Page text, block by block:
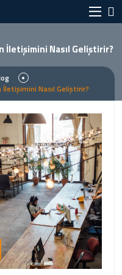
Nasıl Geliştirir?
Nasıl Geliştirir?